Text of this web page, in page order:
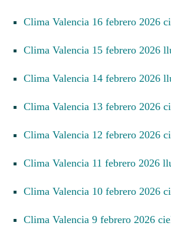
Clima Valencia 16 febrero 2026
Clima Valencia 15 febrero 2026
Clima Valencia 14 febrero 2026
Clima Valencia 13 febrero 2026
Clima Valencia 12 febrero 2026
Clima Valencia 11 febrero 2026
Clima Valencia 10 febrero 2026
Clima Valencia 9 febrero 2026